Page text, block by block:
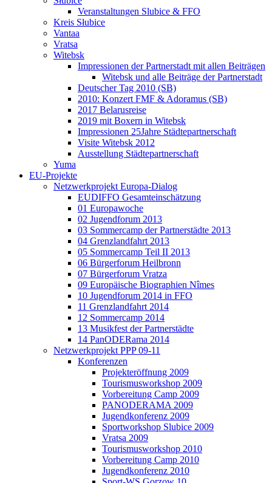
Veranstaltungen Slubice & FFO
Kreis Słubice
Vantaa
Vratsa
Witebsk
Impressionen der Partnerstadt mit allen Beiträgen
Witebsk und alle Beiträge der Partnerstadt
Deutscher Tag 2010 (SB)
2010: Konzert FMF & Adoramus (SB)
2017 Belarusreise
2019 mit Boxern in Witebsk
Impressionen 25Jahre Städtepartnerschaft
Visite Witebsk 2012
Ausstellung Städtepartnerschaft
Yuma
EU-Projekte
Netzwerkprojekt Europa-Dialog
EUDIFFO Gesamteinschätzung
01 Europawoche
02 Jugendforum 2013
03 Sommercamp der Partnerstädte 2013
04 Grenzlandfahrt 2013
05 Sommercamp Teil II 2013
06 Bürgerforum Heilbronn
07 Bürgerforum Vratza
09 Europäische Biographien Nîmes
10 Jugendforum 2014 in FFO
11 Grenzlandfahrt 2014
12 Sommercamp 2014
13 Musikfest der Partnerstädte
14 PanODERama 2014
Netzwerkprojekt PPP 09-11
Konferenzen
Projekteröffnung 2009
Tourismusworkshop 2009
Vorbereitung Camp 2009
PANODERAMA 2009
Jugendkonferenz 2009
Sportworkshop Slubice 2009
Vratsa 2009
Tourismusworkshop 2010
Vorbereitung Camp 2010
Jugendkonferenz 2010